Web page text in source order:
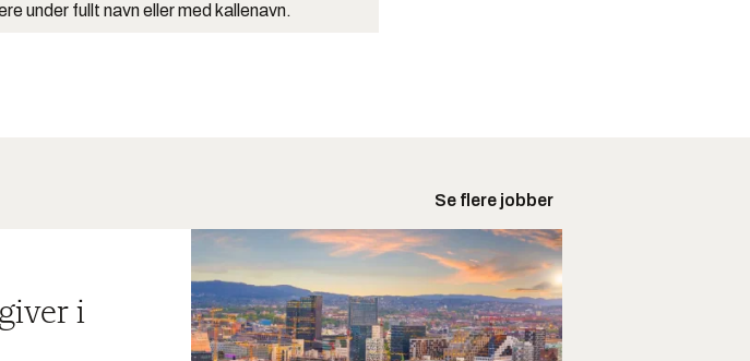
under fullt navn eller med kallenavn.
Se flere jobber
i